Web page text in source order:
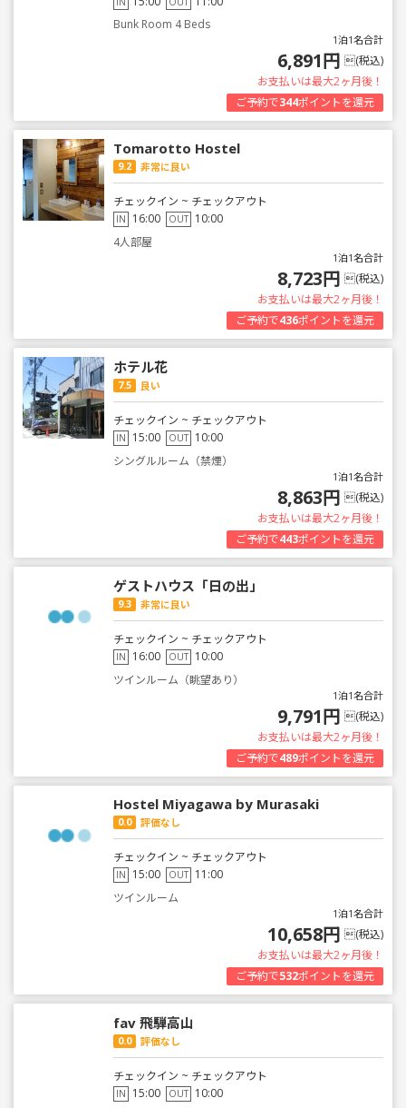
Bunk Room 4 Beds
1泊1名合計
6,891円 (税込)
お支払いは最大2ヶ月後！
ご予約で344ポイントを還元
Tomarotto Hostel
9.2 非常に良い
チェックイン ~ チェックアウト
IN 16:00 OUT 10:00
4人部屋
1泊1名合計
8,723円 (税込)
お支払いは最大2ヶ月後！
ご予約で436ポイントを還元
ホテル花
7.5 良い
チェックイン ~ チェックアウト
IN 15:00 OUT 10:00
シングルルーム（禁煙）
1泊1名合計
8,863円 (税込)
お支払いは最大2ヶ月後！
ご予約で443ポイントを還元
ゲストハウス「日の出」
9.3 非常に良い
チェックイン ~ チェックアウト
IN 16:00 OUT 10:00
ツインルーム（眺望あり）
1泊1名合計
9,791円 (税込)
お支払いは最大2ヶ月後！
ご予約で489ポイントを還元
Hostel Miyagawa by Murasaki
0.0 評価なし
チェックイン ~ チェックアウト
IN 15:00 OUT 11:00
ツインルーム
1泊1名合計
10,658円 (税込)
お支払いは最大2ヶ月後！
ご予約で532ポイントを還元
fav 飛騨高山
0.0 評価なし
チェックイン ~ チェックアウト
IN 15:00 OUT 10:00